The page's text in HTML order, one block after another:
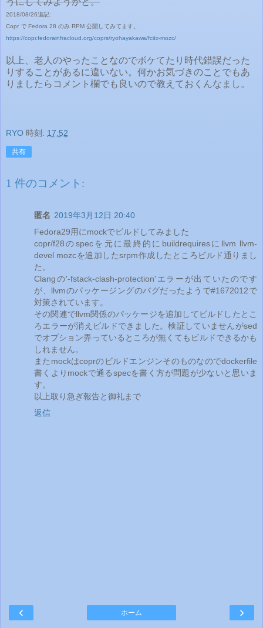
2018/08/26追記:
Copr で Fedora 28 のみ RPM 公開してみてます。
https://copr.fedorainfracloud.org/coprs/ryohayakawa/fcitx-mozc/
以上、老人のやったことなのでボケてたり時代錯誤だった
りすることがあるに違いない。何かお気づきのことでもあ
りましたらコメント欄でも良いので教えておくんなまし。
RYO 時刻: 17:52
共有
1 件のコメント:
匿名 2019年3月12日 20:40
Fedora29用にmockでビルドしてみました
copr/f28のspecを元に最終的にbuildrequiresにllvm llvm-
devel mozcを追加したsrpm作成したところビルド通りまし
た。
Clangの'-fstack-clash-protection'エラーが出ていたのです
が、llvmのパッケージングのバグだったようで#1672012で
対策されています。
その関連でllvm関係のパッケージを追加してビルドしたとこ
ろエラーが消えビルドできました。検証していませんがsed
でオプション弄っているところが無くてもビルドできるかも
しれません。
またmockはcoprのビルドエンジンそのものなのでdockerfile
書くよりmockで通るspecを書く方が問題が少ないと思いま
す。
以上取り急ぎ報告と御礼まで
返信
‹ ›
ホーム